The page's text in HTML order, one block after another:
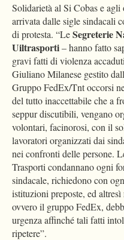
Solidarietà al Si Cobas e
arrivata dalle sigle sindacali
di protesta. “LeSegreterie
Uiltrasporti– hanno fatto
gravi fatti di violenza
Giuliano Milanese gestito
Gruppo FedEx/Tnt occorsi
del tutto inaccettabile che a
seppur discutibili, vengano
volontari, facinorosi, con il
lavoratori organizzati dai
nei confronti delle persone.
Trasporti condannano ogni
sindacale, richiedono con
istituzioni preposte, ed
ovvero il gruppo FedEx,
urgenza affinché tali fatti
ripetere”.